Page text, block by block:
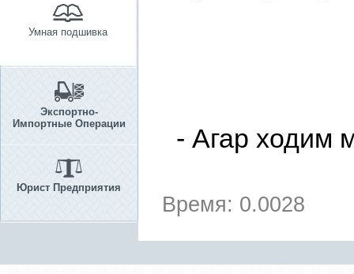
Умная подшивка
Экспортно-
Импортные Операции
Юрист Предприятия
- Агар ходим
Время: 0.0028